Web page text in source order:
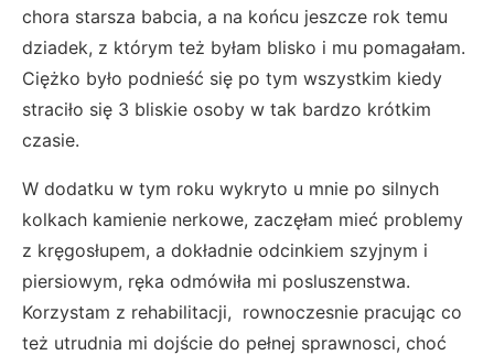
chora starsza babcia, a na końcu jeszcze rok temu
dziadek, z którym też byłam blisko i mu pomagałam.
Ciężko było podnieść się po tym wszystkim kiedy
straciło się 3 bliskie osoby w tak bardzo krótkim
czasie.
W dodatku w tym roku wykryto u mnie po silnych
kolkach kamienie nerkowe, zaczęłam mieć problemy
z kręgosłupem, a dokładnie odcinkiem szyjnym i
piersiowym, ręka odmówiła mi posluszenstwa.
Korzystam z rehabilitacji, rownoczesnie pracując co
też utrudnia mi dojście do pełnej sprawnosci, choć